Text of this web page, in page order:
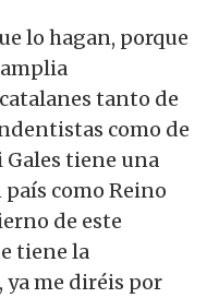
lo hagan, porque
tanto de
como de
Gales tiene una
como Reino
de este
tiene la
​​ya me diréis por